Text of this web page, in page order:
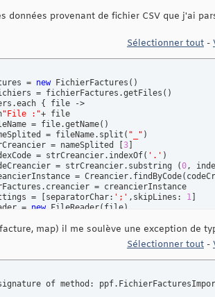
données provenant de fichier CSV que j'ai
Sélectionner tout -
=
new FichierFactures ( )
= fichierFactures.getFiles
( )
{
file ->
"File :"+ file
= file.getName
( )
nameSplited = fileName.split
( "_" )
strCreancier = nameSplited
3
indexCode = strCreancier.indexOf
( '.' )
codeCreancier = strCreancier.substring
(0,
creancierInstance = Creancier.findByCode
(
=
separatorChar: ';' ,skipLines: 1
=
new FileReader( file)
=
['code' ,'montant','devise'
new Debiteur()
					def facture =
new Facture()
					fichierFactures.addToFactures
(facture)
					bindData
facture, map
map) il me soulève une exception de
Sélectionner tout -
of method: